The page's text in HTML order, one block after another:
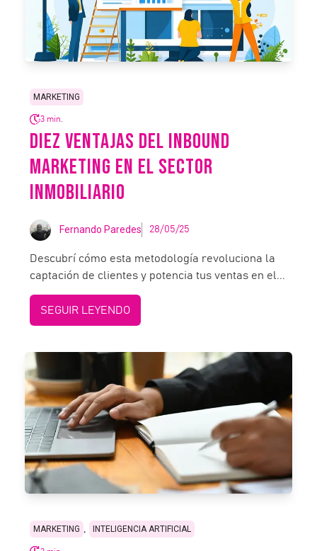
MARKETING
3 min.
DIEZ VENTAJAS DEL INBOUND
MARKETING EN EL SECTOR
INMOBILIARIO
Fernando Paredes 28/05/25
Descubrí cómo esta metodología revoluciona la
captación de clientes y potencia tus ventas en el...
SEGUIR LEYENDO
MARKETING , INTELIGENCIA ARTIFICIAL